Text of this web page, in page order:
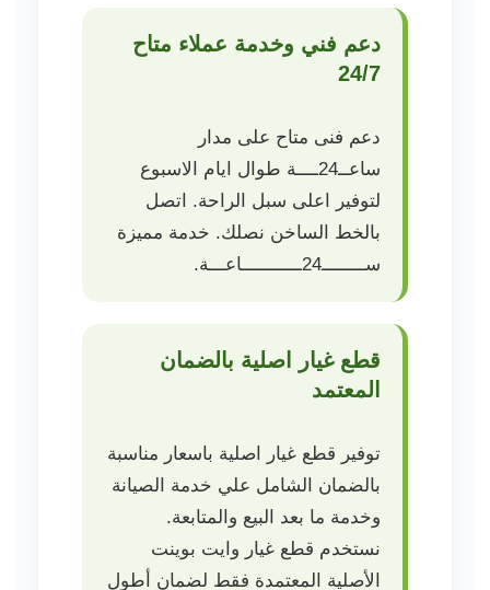
دعم فني وخدمة عملاء متاح
24/7
دعم فنى متاح على مدار
ساعــ24ــــة طوال ايام الاسبوع
لتوفير اعلى سبل الراحة. اتصل
بالخط الساخن نصلك. خدمة مميزة
ســــــــ24ـــــــــــاعـــة.
قطع غيار اصلية بالضمان
المعتمد
توفير قطع غيار اصلية باسعار مناسبة
بالضمان الشامل علي خدمة الصيانة
وخدمة ما بعد البيع والمتابعة.
نستخدم قطع غيار وايت بوينت
الأصلية المعتمدة فقط لضمان أطول